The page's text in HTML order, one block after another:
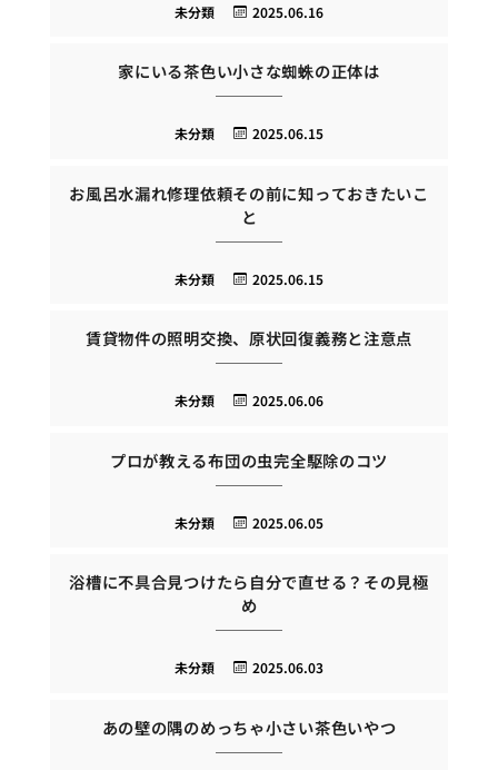
2025.06.16
未分類
家にいる茶色い小さな蜘蛛の正体は
2025.06.15
未分類
お風呂水漏れ修理依頼その前に知っておきたいこ
と
2025.06.15
未分類
賃貸物件の照明交換、原状回復義務と注意点
2025.06.06
未分類
プロが教える布団の虫完全駆除のコツ
2025.06.05
未分類
浴槽に不具合見つけたら自分で直せる？その見極
め
2025.06.03
未分類
あの壁の隅のめっちゃ小さい茶色いやつ